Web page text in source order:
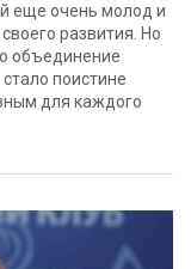
еще очень молод и
развития. Но
объединение
поистине
для каждого